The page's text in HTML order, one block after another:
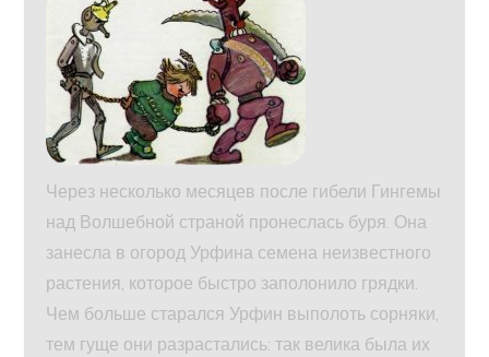
Через несколько месяцев после гибели Гингемы
над Волшебной страной пронеслась буря. Она
занесла в огород Урфина семена неизвестного
растения, которое быстро заполонило грядки.
Чем больше старался Урфин выполоть сорняки,
тем гуще они разрастались: так велика была их